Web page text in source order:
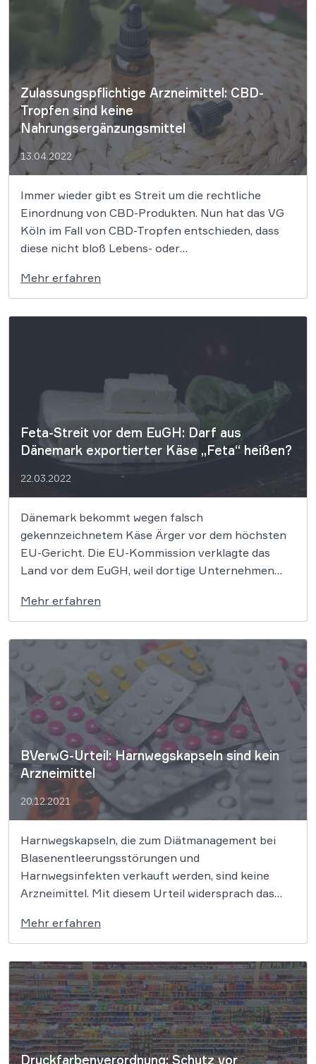
Zulassungspflichtige Arzneimittel: CBD-
Tropfen sind keine
Nahrungsergänzungsmittel
13.04.2022
Immer wieder gibt es Streit um die rechtliche
Einordnung von CBD-Produkten. Nun hat das VG
Köln im Fall von CBD-Tropfen entschieden, dass
diese nicht bloß Lebens- oder
stimmte dem Bundesinstitut für Arzneimittel und
Medizinprodukte zu, das die Tropfen als
zulassungspflichtige Arzneimittel eingestuft hatte.
Mehr erfahren
Feta-Streit vor dem EuGH: Darf aus
Dänemark exportierter Käse „Feta“ heißen?
22.03.2022
Dänemark bekommt wegen falsch
gekennzeichnetem Käse Ärger vor dem höchsten
EU-Gericht. Die EU-Kommission verklagte das
Land vor dem EuGH, weil dortige Unternehmen
Nun hat die Generalanwältin ihren Schlussantrag
vorgelegt und erklärt, dass Dänemark damit gegen
seine unionsrechtlichen Pflichten verstoßen hat.
Im „Feta-Streit“ zwischen […]
Mehr erfahren
BVerwG-Urteil: Harnwegskapseln sind kein
Arzneimittel
20.12.2021
Harnwegskapseln, die zum Diätmanagement bei
Blasenentleerungsstörungen und
Harnwegsinfekten verkauft werden, sind keine
Arzneimittel. Mit diesem Urteil widersprach das
und Medizinprodukte. Ein Unternehmen vertrieb in
Österreich hergestellte Harnwegskapseln in
Deutschland. Das Unternehmen selbst verstand
sein Produkt als „diätetisches Lebensmittel“, das
heißt als Lebensmittel, das für […]
Mehr erfahren
Druckfarbenverordnung: Schutz vor